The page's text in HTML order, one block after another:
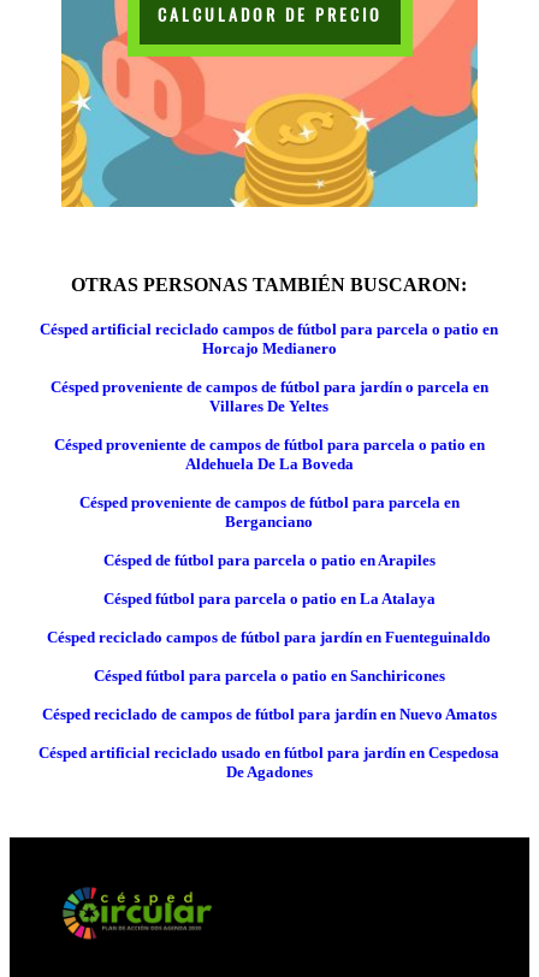
CALCULADOR DE PRECIO
OTRAS PERSONAS TAMBIÉN BUSCARON:
Césped artificial reciclado campos de fútbol para parcela o patio en
Horcajo Medianero
Césped proveniente de campos de fútbol para jardín o parcela en
Villares De Yeltes
Césped proveniente de campos de fútbol para parcela o patio en
Aldehuela De La Boveda
Césped proveniente de campos de fútbol para parcela en
Berganciano
Césped de fútbol para parcela o patio en Arapiles
Césped fútbol para parcela o patio en La Atalaya
Césped reciclado campos de fútbol para jardín en Fuenteguinaldo
Césped fútbol para parcela o patio en Sanchiricones
Césped reciclado de campos de fútbol para jardín en Nuevo Amatos
Césped artificial reciclado usado en fútbol para jardín en Cespedosa
De Agadones